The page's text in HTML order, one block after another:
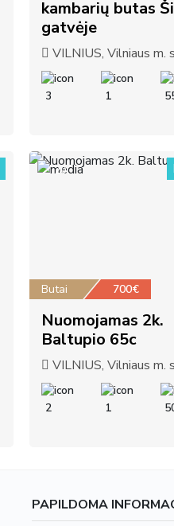
kambarių butas
gatvėje
VILNIUS, Vilniaus m.
3 1
20
Butai 700€
Nuomojamas 2k.
Baltupio 65c
VILNIUS, Vilniaus m.
2 1
PAPILDOMA